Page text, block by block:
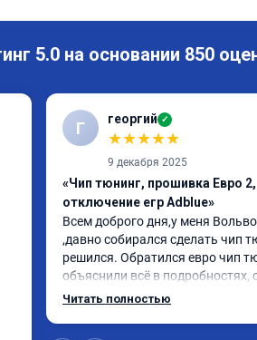
5.0 на основании 850
Г георгий ✓
★★★★★
9 декабря 2025
«Чип тюнинг, прошивка Евро 2,
отключение егр Adblue»
Всем доброго дня,у меня
,давно собирался сделать чип
решился. Обратился евро чип
объяснили всё в подробностях,
сумму записали. Приехал в
Читать полностью